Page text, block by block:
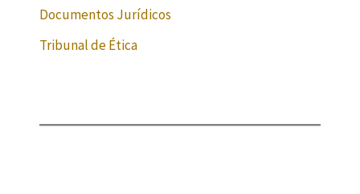
Documentos Jurídicos
Tribunal de Ética